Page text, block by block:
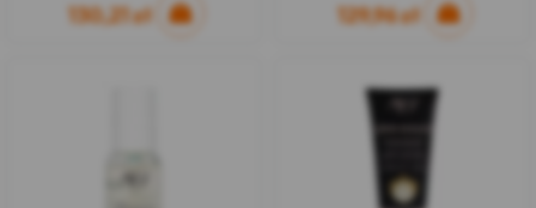
130,21 zł 129,96 zł